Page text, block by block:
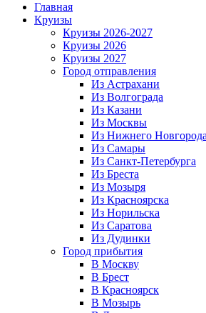
Главная
Круизы
Круизы 2026-2027
Круизы 2026
Круизы 2027
Город отправления
Из Астрахани
Из Волгограда
Из Казани
Из Москвы
Из Нижнего Новгорода
Из Самары
Из Санкт-Петербурга
Из Бреста
Из Мозыря
Из Красноярска
Из Норильска
Из Саратова
Из Дудинки
Город прибытия
В Москву
В Брест
В Красноярск
В Мозырь